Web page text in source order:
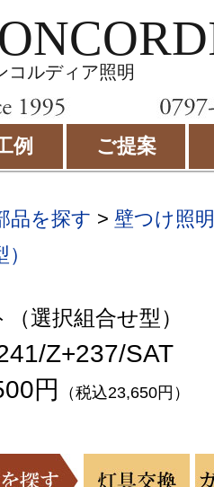
コルディア照明
例 ご提案
品を探す > 壁つけ照明
選択組合せ型）
Z+237/SAT
円
（税込23,650円）